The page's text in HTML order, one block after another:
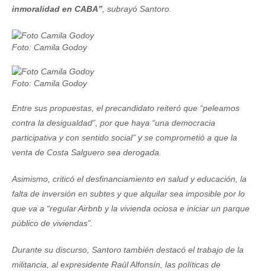
inmoralidad en CABA”, subrayó Santoro.
Foto: Camila Godoy
Foto: Camila Godoy
Entre sus propuestas, el precandidato reiteró que “peleamos
contra la desigualdad”, por que haya “una democracia
participativa y con sentido social” y se comprometió a que la
venta de Costa Salguero sea derogada.
Asimismo, criticó el desfinanciamiento en salud y educación, la
falta de inversión en subtes y que alquilar sea imposible por lo
que va a “regular Airbnb y la vivienda ociosa e iniciar un parque
público de viviendas”.
Durante su discurso, Santoro también destacó el trabajo de la
militancia, al expresidente Raúl Alfonsín, las políticas de